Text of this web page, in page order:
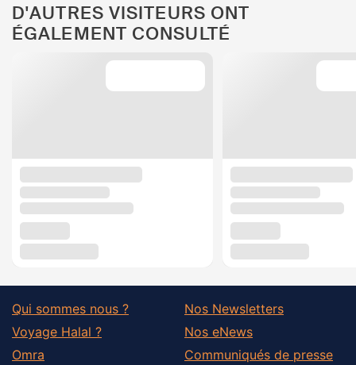
D'AUTRES VISITEURS ONT
ÉGALEMENT CONSULTÉ
Qui sommes nous ?
Voyage Halal ?
Omra
Nos Newsletters
Nos eNews
Communiqués de presse